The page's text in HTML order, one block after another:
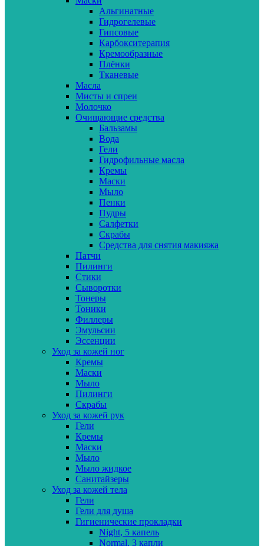
Альгинатные
Гидрогелевые
Гипсовые
Карбокситерапия
Кремообразные
Плёнки
Тканевые
Масла
Мисты и спреи
Молочко
Очищающие средства
Бальзамы
Вода
Гели
Гидрофильные масла
Кремы
Маски
Мыло
Пенки
Пудры
Салфетки
Скрабы
Средства для снятия макияжа
Патчи
Пилинги
Стики
Сыворотки
Тонеры
Тоники
Филлеры
Эмульсии
Эссенции
Уход за кожей ног
Кремы
Маски
Мыло
Пилинги
Скрабы
Уход за кожей рук
Гели
Кремы
Маски
Мыло
Мыло жидкое
Санитайзеры
Уход за кожей тела
Гели
Гели для душа
Гигиенические прокладки
Night, 5 капель
Normal, 3 капли